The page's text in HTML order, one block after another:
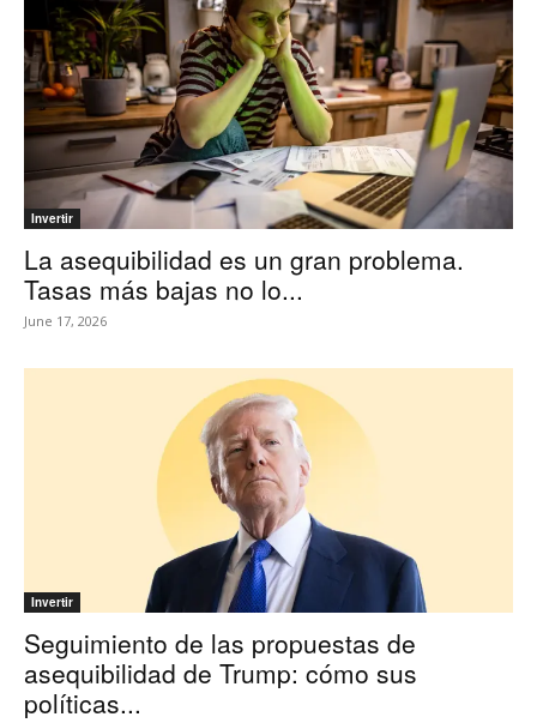
Invertir
La asequibilidad es un gran problema.
Tasas más bajas no lo...
June 17, 2026
Invertir
Seguimiento de las propuestas de
asequibilidad de Trump: cómo sus
políticas...